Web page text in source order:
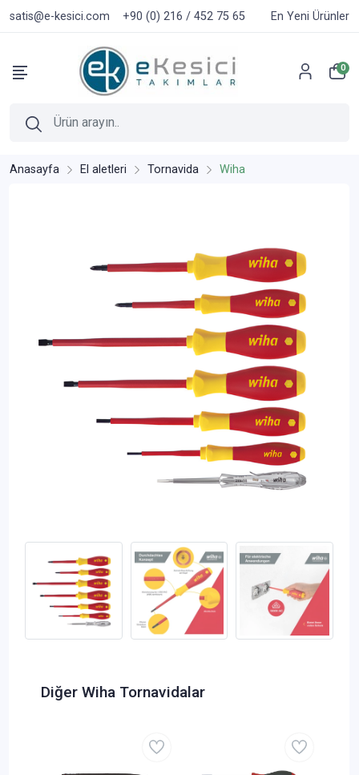
satis@e-kesici.com +90 (0) 216 / 452 75 65 En Yeni Ürünler
0
Anasayfa El aletleri Tornavida Wiha
Diğer Wiha Tornavidalar